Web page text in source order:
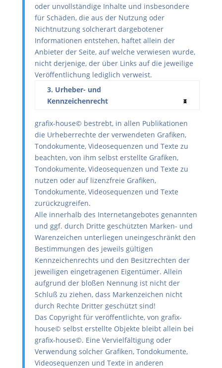
oder unvollständige Inhalte und insbesondere
für Schäden, die aus der Nutzung oder
Nichtnutzung solcherart dargebotener
Informationen entstehen, haftet allein der
Anbieter der Seite, auf welche verwiesen wurde,
nicht derjenige, der über Links auf die jeweilige
Veröffentlichung lediglich verweist.
3. Urheber- und
Kennzeichenrecht
grafix-house© bestrebt, in allen Publikationen
die Urheberrechte der verwendeten Grafiken,
Tondokumente, Videosequenzen und Texte zu
beachten, von ihm selbst erstellte Grafiken,
Tondokumente, Videosequenzen und Texte zu
nutzen oder auf lizenzfreie Grafiken,
Tondokumente, Videosequenzen und Texte
zurückzugreifen.
Alle innerhalb des Internetangebotes genannten
und ggf. durch Dritte geschützten Marken- und
Warenzeichen unterliegen uneingeschränkt den
Bestimmungen des jeweils gültigen
Kennzeichenrechts und den Besitzrechten der
jeweiligen eingetragenen Eigentümer. Allein
aufgrund der bloßen Nennung ist nicht der
Schluß zu ziehen, dass Markenzeichen nicht
durch Rechte Dritter geschützt sind!
Das Copyright für veröffentlichte, von grafix-
house© selbst erstellte Objekte bleibt allein bei
grafix-house©. Eine Vervielfältigung oder
Verwendung solcher Grafiken, Tondokumente,
Videosequenzen und Texte in anderen